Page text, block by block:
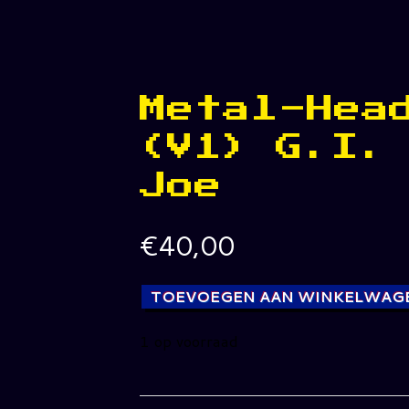
Metal-
(V1) G.I.
Joe
€40,00
TOEVOEGEN AAN
1 op voorraad
Head